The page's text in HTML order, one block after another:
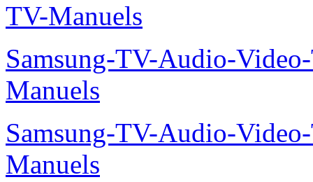
TV-Manuels
Samsung-TV-Audio-
Manuels
Samsung-TV-Audio-
Manuels